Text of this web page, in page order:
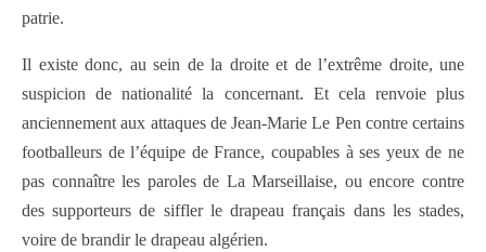
patrie.
Il existe donc, au sein de la droite et de l’extrême droite, une
suspicion de nationalité la concernant. Et cela renvoie plus
anciennement aux attaques de Jean-Marie Le Pen contre certains
footballeurs de l’équipe de France, coupables à ses yeux de ne
pas connaître les paroles de La Marseillaise, ou encore contre
des supporteurs de siffler le drapeau français dans les stades,
voire de brandir le drapeau algérien.